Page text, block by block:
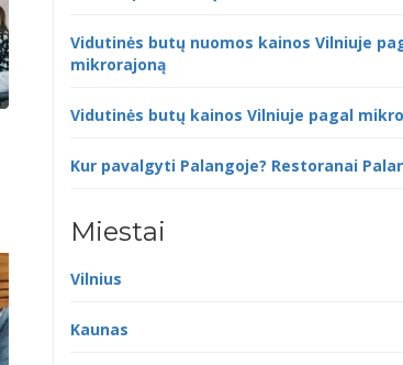
Vidutinės butų nuomos kainos Vilniuje
mikrorajoną
Vidutinės butų kainos Vilniuje pagal
Kur pavalgyti Palangoje? Restoranai
Miestai
Vilnius
Kaunas